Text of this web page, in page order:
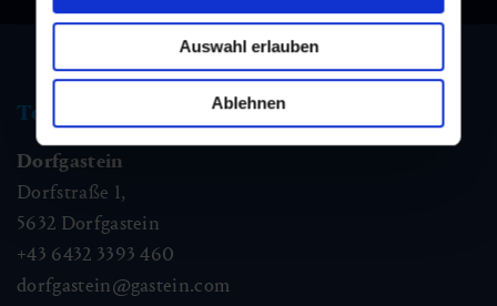
Auswahl erlauben
Ablehnen
Tourismus Information
Dorfgastein
Dorfstraße 1,
5632 Dorfgastein
+43 6432 3393 460
dorfgastein@gastein.com